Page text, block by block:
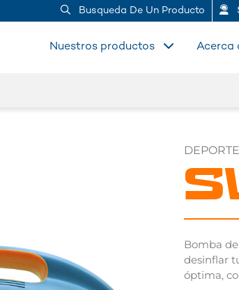
Busqueda De Un Producto
Acerca
Nuestros productos
Bomba
desinflar
óptima,